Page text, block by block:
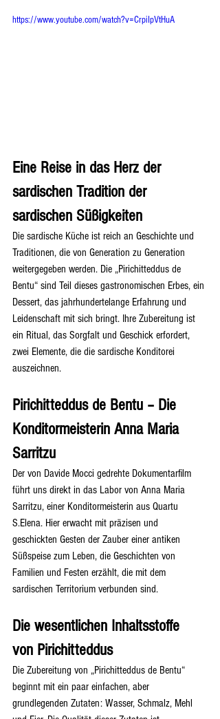
https://www.youtube.com/watch?v=CrpiIpVtHuA
Eine Reise in das Herz der
sardischen Tradition der
sardischen Süßigkeiten
Die sardische Küche ist reich an Geschichte und
Traditionen, die von Generation zu Generation
weitergegeben werden. Die „Pirichitteddus de
Bentu“ sind Teil dieses gastronomischen Erbes, ein
Dessert, das jahrhundertelange Erfahrung und
Leidenschaft mit sich bringt. Ihre Zubereitung ist
ein Ritual, das Sorgfalt und Geschick erfordert,
zwei Elemente, die die sardische Konditorei
auszeichnen.
Pirichitteddus de Bentu – Die
Konditormeisterin Anna Maria
Sarritzu
Der von Davide Mocci gedrehte Dokumentarfilm
führt uns direkt in das Labor von Anna Maria
Sarritzu, einer Konditormeisterin aus Quartu
S.Elena. Hier erwacht mit präzisen und
geschickten Gesten der Zauber einer antiken
Süßspeise zum Leben, die Geschichten von
Familien und Festen erzählt, die mit dem
sardischen Territorium verbunden sind.
Die wesentlichen Inhaltsstoffe
von Pirichitteddus
Die Zubereitung von „Pirichitteddus de Bentu“
beginnt mit ein paar einfachen, aber
grundlegenden Zutaten: Wasser, Schmalz, Mehl